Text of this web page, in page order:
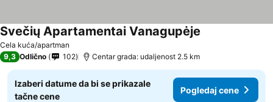
Cela kuća/apartman
Svečių Apartamentai Vanagupėje
9,3 Odlično 102 Centar grada: udaljenost 2.5 km
Izaberi datume da bi se prikazale
tačne cene
Pogledaj cene